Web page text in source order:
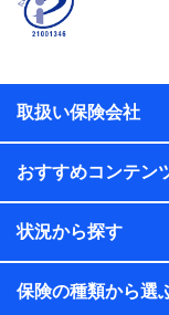
係、保険加入
のお支払方法
ル内容や送信
保険契約情報
当社または株
プが取得し、
して、保険契
日、性別、保
的、保険商品
のメーカーや
取扱い保険会社
おすすめコンテン
状況から探す
保険の種類から選